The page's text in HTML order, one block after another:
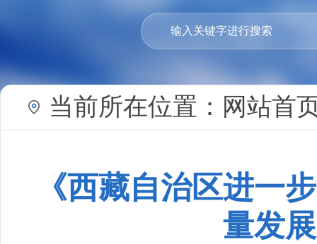
当前所在位置： 网站首
《西藏自治区进一
量发